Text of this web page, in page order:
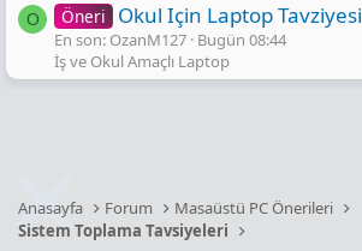
O Öneri Okul Için Laptop Tavziyesi
En son: OzanM127 Bugün 08:44
İş ve Okul Amaçlı Laptop
Anasayfa Forum
Masaüstü PC Önerileri
Sistem Toplama Tavsiyeleri